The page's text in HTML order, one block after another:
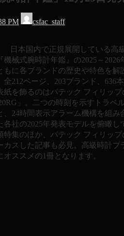
PM csfac_staff
日本国内で正規展開している高
械式腕時計年鑑』の2025～2026
もに各ブランドの歴史や特色を解
212ページ、203ブランド、636
紙を飾るのはパテック フィリッ
」。二つの時刻を示すトラベ
、24時間表示アラーム機構を組み
社の2025年発表モデルを俯瞰し
特集のほか、パテック フィリッ
カスした記事も必見。高級時計ブ
ススメの1冊となります。